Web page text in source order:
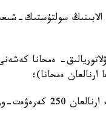
4. ءبىر اۋىسىمدا